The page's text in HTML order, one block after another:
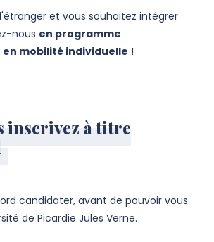
et vous souhaitez intégrer
nous en programme
en mobilité individuelle !
inscrivez à titre
candidater, avant de pouvoir vous
de Picardie Jules Verne.